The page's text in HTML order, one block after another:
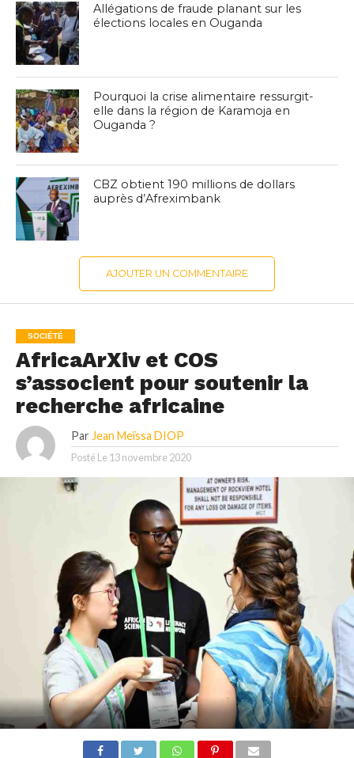
Allégations de fraude planant sur les
élections locales en Ouganda
Pourquoi la crise alimentaire ressurgit-
elle dans la région de Karamoja en
Ouganda ?
CBZ obtient 190 millions de dollars
auprès d’Afreximbank
AJOUTER UN COMMENTAIRE
SOCIÉTÉ
AfricaArXiv et COS
s’associent pour soutenir la
recherche africaine
Par Jean Meïssa DIOP
Posté Le 13 novembre 2020